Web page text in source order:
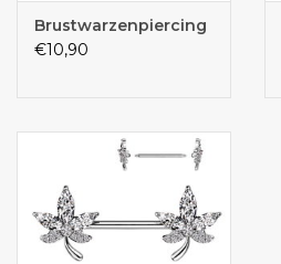
Brustwarzenpiercing
€10,90